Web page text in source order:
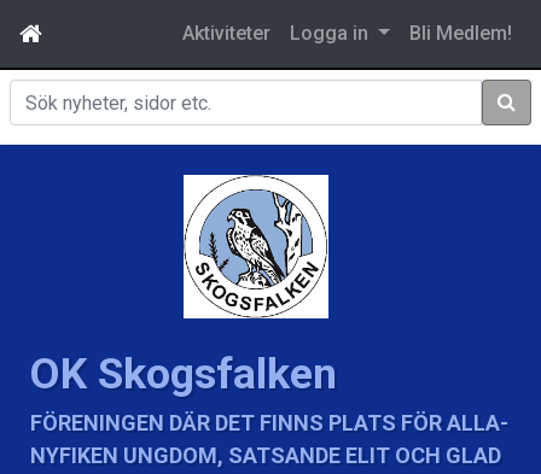
Aktiviteter Logga in Bli Medlem!
Sök
OK Skogsfalken
FÖRENINGEN DÄR DET FINNS PLATS FÖR ALLA-
NYFIKEN UNGDOM, SATSANDE ELIT OCH GLAD